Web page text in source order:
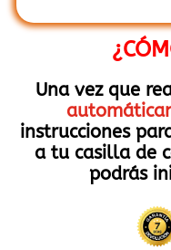
Una vez que
instrucciones
a tu casilla de
podrás